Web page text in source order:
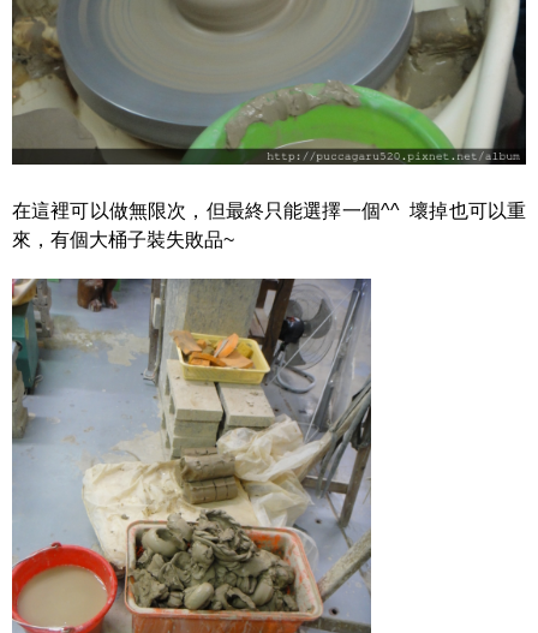
在這裡可以做無限次，但最終只能選擇一個^^ 壞掉也可以重
來，有個大桶子裝失敗品~